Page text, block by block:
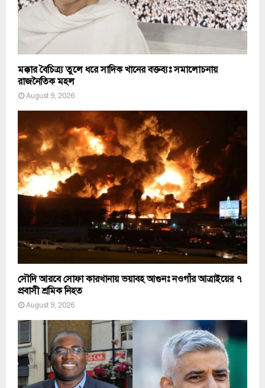
মক্কার বৈচিত্র্য তুলে ধরে সাদিক খানের বক্তব্যঃ সমালোচনায়
রাজনৈতিক মহল
August 9, 2026
সৌদি আরবে সোফা কারখানায় ভয়াবহ আগুনঃ নওগাঁর আত্রাইয়ের ৭
প্রবাসী শ্রমিক নিহত
August 9, 2026